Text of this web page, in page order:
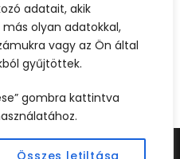
adatait, akik
olyan adatokkal,
vagy az Ön által
gyűjtöttek.
gombra kattintva
Összes letiltása